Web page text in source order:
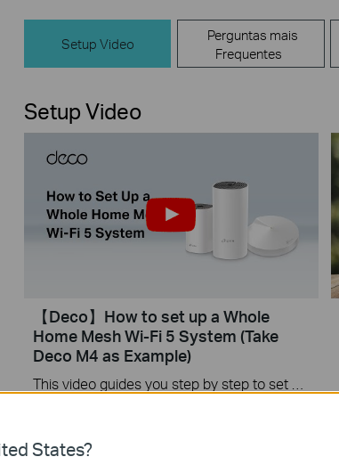
Setup Video
Perguntas mais
Frequentes
Setup Video
【Deco】How to set up a Whole
Home Mesh Wi-Fi 5 System (Take
Deco M4 as Example)
States?